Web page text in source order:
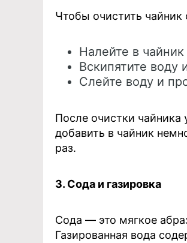
Чтобы очистить
Налейте в чайник
Вскипятите воду
Слейте воду и
После очистки
добавить в чайник
раз.
3. Сода и газировка
Сода — это мягкое
Газированная вода